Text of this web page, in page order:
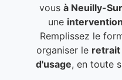
vous à Neuilly-
une
Remplissez le
organiser le retrait
d'usage, en toute